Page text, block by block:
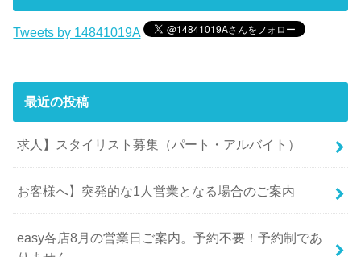
Tweets by 14841019A
最近の投稿
求人】スタイリスト募集（パート・アルバイト）
お客様へ】突発的な1人営業となる場合のご案内
easy各店8月の営業日ご案内。予約不要！予約制であ